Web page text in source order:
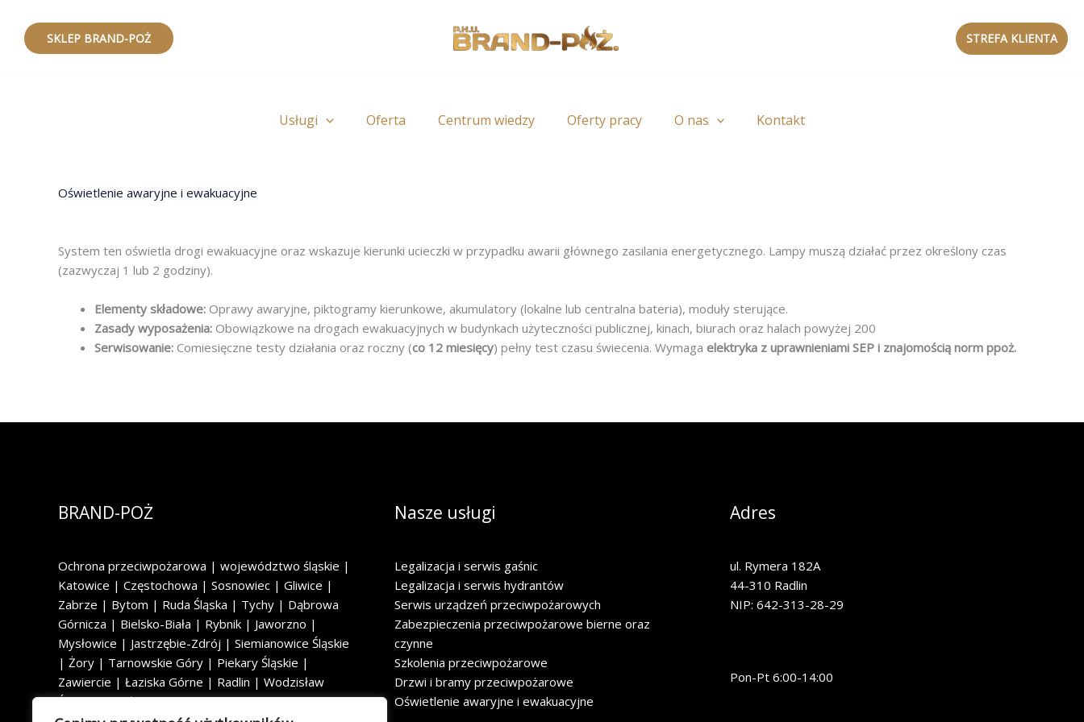
treści
SKLEP BRAND-POŻ STREFA KLIENTA
Usługi Oferta Centrum wiedzy Oferty pracy O nas Kontakt
Oświetlenie awaryjne i ewakuacyjne
System ten oświetla drogi ewakuacyjne oraz wskazuje kierunki ucieczki w przypadku awarii głównego zasilania energetycznego. Lampy muszą działać przez określony czas
(zazwyczaj 1 lub 2 godziny).
Elementy składowe: Oprawy awaryjne, piktogramy kierunkowe, akumulatory (lokalne lub centralna bateria), moduły sterujące.
Zasady wyposażenia: Obowiązkowe na drogach ewakuacyjnych w budynkach użyteczności publicznej, kinach, biurach oraz halach powyżej 200
Serwisowanie: Comiesięczne testy działania oraz roczny (co 12 miesięcy) pełny test czasu świecenia. Wymaga elektryka z uprawnieniami SEP i znajomością norm ppoż.
BRAND-POŻ
Ochrona przeciwpożarowa | województwo śląskie |
Katowice | Częstochowa | Sosnowiec | Gliwice |
Zabrze | Bytom | Ruda Śląska | Tychy | Dąbrowa
Górnicza | Bielsko-Biała | Rybnik | Jaworzno |
Mysłowice | Jastrzębie-Zdrój | Siemianowice Śląskie
| Żory | Tarnowskie Góry | Piekary Śląskie |
Zawiercie | Łaziska Górne | Radlin | Wodzisław
Śląski | Rydułtowy
Nasze usługi
Legalizacja i serwis gaśnic
Legalizacja i serwis hydrantów
Serwis urządzeń przeciwpożarowych
Zabezpieczenia przeciwpożarowe bierne oraz
czynne
Szkolenia przeciwpożarowe
Drzwi i bramy przeciwpożarowe
Oświetlenie awaryjne i ewakuacyjne
Adres
ul. Rymera 182A
44-310 Radlin
NIP: 642-313-28-29
Pon-Pt 6:00-14:00